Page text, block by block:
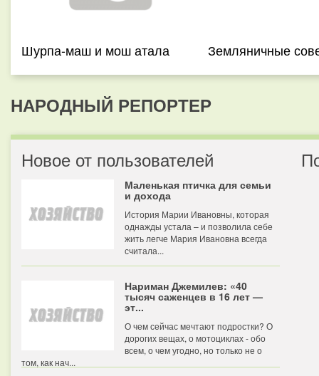
Шурпа-маш и мош атала Земляничные
НАРОДНЫЙ РЕПОРТЕР
Новое от пользователей
Маленькая птичка для семьи
и дохода
История Марии Ивановны, которая
однажды устала – и позволила себе
жить легче Мария Ивановна всегда
считала...
Нариман Джемилев: «40
тысяч саженцев в 16 лет —
эт...
О чем сейчас мечтают подростки? О
дорогих вещах, о мотоциклах - обо
всем, о чем угодно, но только не о
том, как нач...